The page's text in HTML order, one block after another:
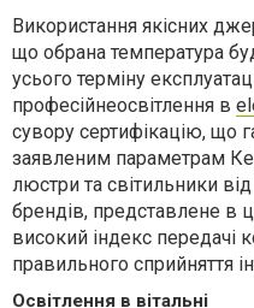
Використання якісних
що обрана температура
усього терміну
професійнеосвітлення в
сувору сертифікацію, що
заявленим параметрам
люстри та світильники
брендів, представлене в
високий індекс
правильного сприйняття
Освітлення в вітальні